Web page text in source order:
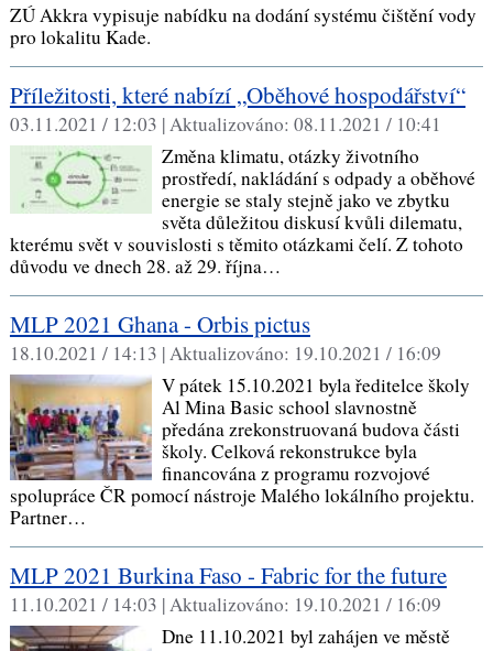
ZÚ Akkra vypisuje nabídku na dodání systému čištění vody
pro lokalitu Kade.
Příležitosti, které nabízí „Oběhové hospodářství“
03.11.2021 / 12:03 |Aktualizováno: 08.11.2021 / 10:41
Změna klimatu, otázky životního
prostředí, nakládání s odpady a oběhové
energie se staly stejně jako ve zbytku
světa důležitou diskusí kvůli dilematu,
kterému svět v souvislosti s těmito otázkami čelí. Z tohoto
důvodu ve dnech 28. až 29. října…
MLP 2021 Ghana - Orbis pictus
18.10.2021 / 14:13 |Aktualizováno: 19.10.2021 / 16:09
V pátek 15.10.2021 byla ředitelce školy
Al Mina Basic school slavnostně
předána zrekonstruovaná budova části
školy. Celková rekonstrukce byla
financována z programu rozvojové
spolupráce ČR pomocí nástroje Malého lokálního projektu.
Partner…
MLP 2021 Burkina Faso - Fabric for the future
11.10.2021 / 14:03 |Aktualizováno: 19.10.2021 / 16:09
Dne 11.10.2021 byl zahájen ve městě